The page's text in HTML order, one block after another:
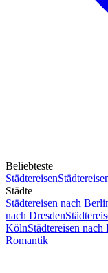
Beliebteste
Städtereisen
Städte
Städtereisen nach
nach Dresden
KölnStädtereisen
Romantik